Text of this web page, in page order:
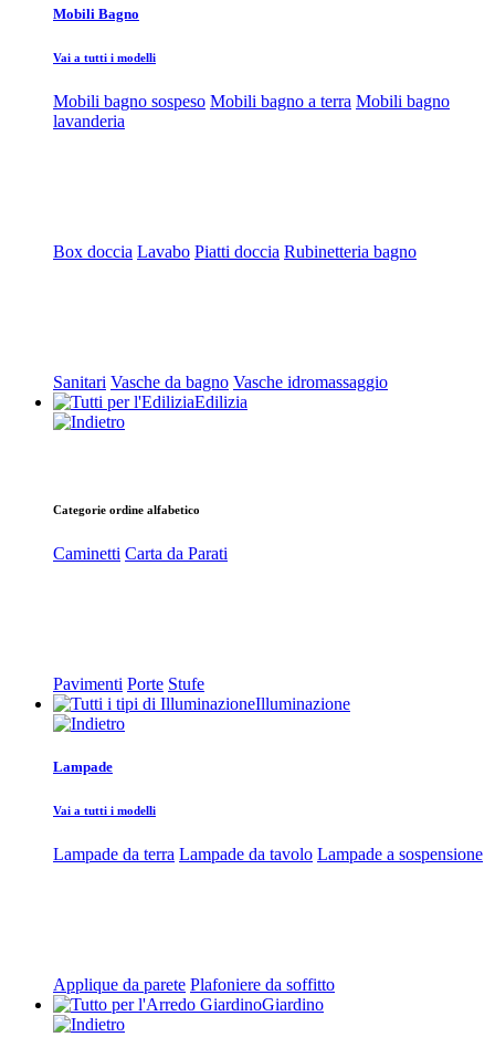
Mobili Bagno
Vai a tutti i modelli
Mobili bagno sospeso Mobili bagno a terra Mobili bagno
lavanderia
Box doccia Lavabo Piatti doccia Rubinetteria bagno
Sanitari Vasche da bagno Vasche idromassaggio
Edilizia
Categorie ordine alfabetico
Caminetti Carta da Parati
Pavimenti Porte Stufe
Illuminazione
Lampade
Vai a tutti i modelli
Lampade da terra Lampade da tavolo Lampade a sospensione
Applique da parete Plafoniere da soffitto
Giardino